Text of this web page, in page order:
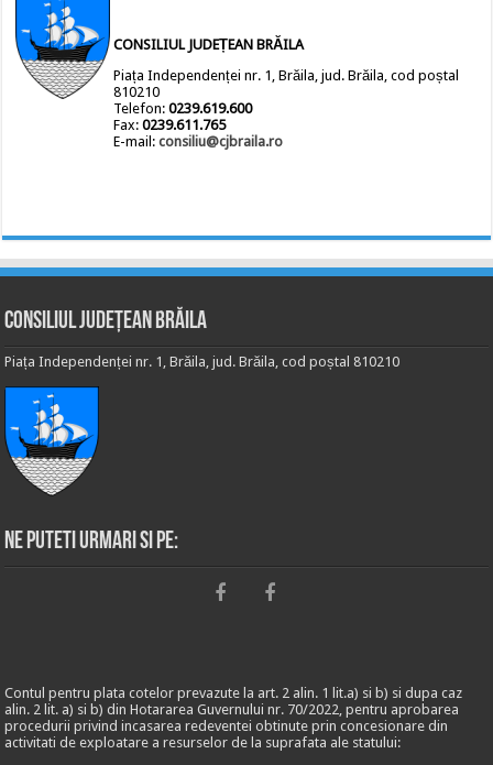
CONSILIUL JUDEȚEAN BRĂILA
Piața Independenței nr. 1, Brăila, jud. Brăila, cod poștal
810210
Telefon:0239.619.600
Fax:0239.611.765
E-mail:consiliu@cjbraila.ro
Consiliul Județean Brăila
Piața Independenței nr. 1, Brăila, jud. Brăila, cod poștal 810210
Ne puteti urmari si pe:
Contul pentru plata cotelor prevazute la art. 2 alin. 1 lit.a) si b) si dupa caz
alin. 2 lit. a) si b) din Hotararea Guvernului nr. 70/2022, pentru aprobarea
procedurii privind incasarea redeventei obtinute prin concesionare din
activitati de exploatare a resurselor de la suprafata ale statului: